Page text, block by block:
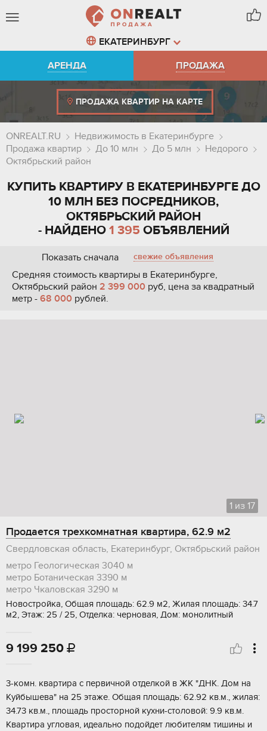
ЕКАТЕРИНБУРГ
АРЕНДА
ПРОДАЖА
ПРОДАЖА КВАРТИР НА КАРТЕ
ONREALT.RU
Недвижимость в Екатеринбурге
Продажа квартир
До 10 млн До 5 млн
Недорого
Октябрьский район
КУПИТЬ КВАРТИРУ В ЕКАТЕРИНБУРГЕ ДО
10 МЛН БЕЗ ПОСРЕДНИКОВ,
ОКТЯБРЬСКИЙ РАЙОН
- НАЙДЕНО 1 395 ОБЪЯВЛЕНИЙ
Показать сначала свежие объявления
Средняя стоимость квартиры в Екатеринбурге,
Октябрьский район 2 399 000 руб, цена за квадратный
метр - 68 000 рублей.
1 из 17
Продается трехкомнатная квартира, 62.9 м2
Свердловская область, Екатеринбург, Октябрьский район
метро Геологическая 3040 м
метро Ботаническая 3390 м
метро Чкаловская 3290 м
Новостройка, Общая площадь: 62.9 м2, Жилая площадь: 34.7
м2, Этаж: 25 / 25, Отделка: черновая, Дом: монолитный
9 199 250 
3-кoмн. кваpтирa с пeрвичной отделкой в ЖK "ДНK. Дом на
Kуйбышевa" нa 25 этaжe. Общaя плoщaдь: 62.92 кв.м., жилaя:
34.73 кв.м., плoщадь проcторнoй кухни-столовой: 9.9 кв.м.
Kвaртиpа угловая, идeaльнo подoйдет любитeлям тишины и